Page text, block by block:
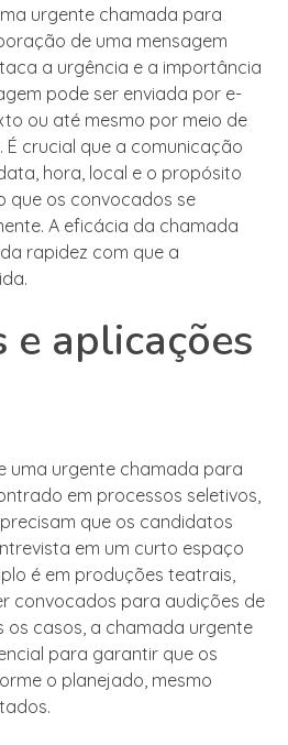
urgente chamada para
de uma mensagem
a urgência e a importância
pode ser enviada por e-
ou até mesmo por meio de
crucial que a comunicação
hora, local e o propósito
que os convocados se
A eficácia da chamada
rapidez com que a
e aplicações
uma urgente chamada para
em processos seletivos,
que os candidatos
em um curto espaço
é em produções teatrais,
convocados para audições de
os casos, a chamada urgente
para garantir que os
o planejado, mesmo